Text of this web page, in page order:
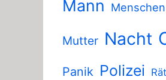
Mann Menschen
Mutter Nacht
Panik Polizei